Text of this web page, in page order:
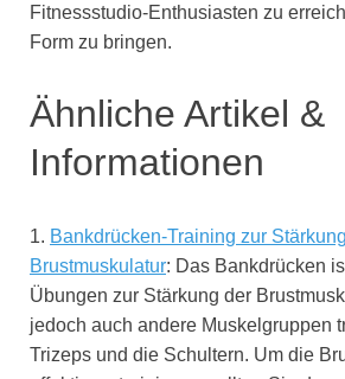
Fitnessstudio-Enthusiasten zu
Form zu bringen.
Ähnliche Artikel &
Informationen
1. Bankdrücken-Training zur
Brustmuskulatur: Das Bankdrücken
Übungen zur Stärkung der
jedoch auch andere Muskelgruppen
Trizeps und die Schultern. Um die